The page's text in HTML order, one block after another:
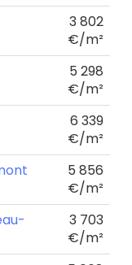
3 802
€/m²
5 298
€/m²
6 339
€/m²
5 856
€/m²
3 703
€/m²